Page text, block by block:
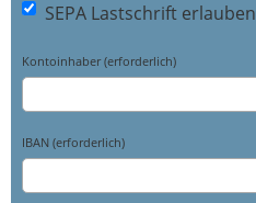
SEPA Lastschrift erlauben
Kontoinhaber (erforderlich)
IBAN (erforderlich)